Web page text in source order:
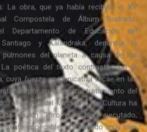
La obra, que ya había recibido el XV
Compostela de Álbum Ilustrado,
Departamento de Educación del
y Kalandraka, denuncia la
del planeta a causa de los
La poética del texto contrasta con la
cuya fuerza comunicativa recae en las
por su magistral tratamiento del
el jurado del Ministerio de Cultura ha
de un “libro muy bien ejecutado,
impecable, resolviendo muy bien